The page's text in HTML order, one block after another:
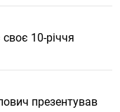
10-річчя
презентував